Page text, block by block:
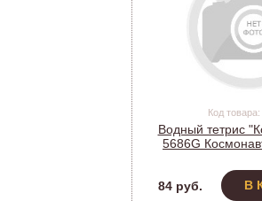
Код
Водный тетрис
5686G
84 руб. В